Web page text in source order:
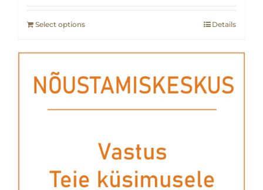
Select options Details